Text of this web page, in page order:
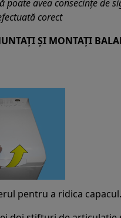
poate avea consecințe de
corect
ȘI MONTAȚI
pentru a ridica capacul.